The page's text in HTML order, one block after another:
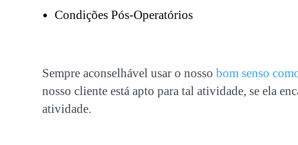
Condições Pós-Operatórios
Sempre aconselhável usar o nosso bom senso
nosso cliente está apto para tal atividade, se ela
atividade.